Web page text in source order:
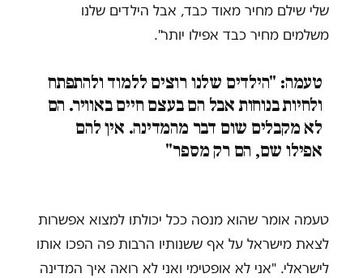
שלי שילם מחיר מאוד כבד, אבל הילדים שלנו
משלמים מחיר כבד אפילו יותר".
טעמה: "הילדים שלנו רוצים ללמוד ולהתפתח
ולחיות בנוחות אבל הם בעצם חיים באוויר. הם
לא מקבלים שום דבר מהמדינה. אין להם
אפילו שם, הם רק מספר"
טעמה אומר שהוא מנסה ככל יכולתו למצוא אפשרות
לצאת מישראל על אף ששנותיו הרבות פה הפכו אותו
לישראלי. "אני לא אופטימי ואני לא רואה איך המדינה